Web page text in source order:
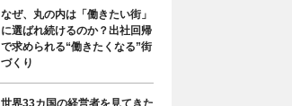
なぜ、丸の内は「働きたい街」
に選ばれ続けるのか？出社回帰
で求められる“働きたくなる”街
づくり